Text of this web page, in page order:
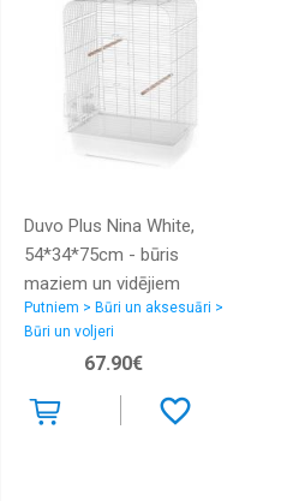
Duvo Plus Nina White,
54*34*75cm - būris
maziem un vidējiem
putniem
Putniem > Būri un aksesuāri >
Būri un voljeri
67.90€